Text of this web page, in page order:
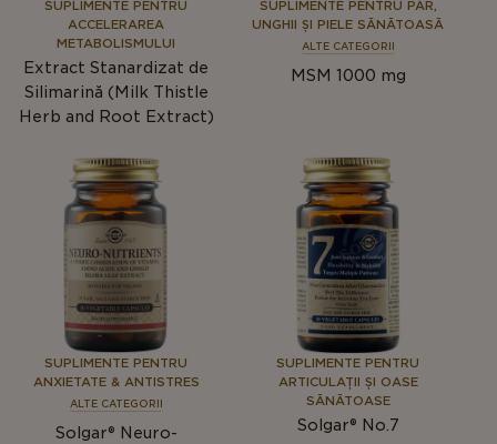
SUPLIMENTE PENTRU
ACCELERAREA
METABOLISMULUI
Extract Stanardizat de
Silimarină (Milk Thistle
Herb and Root Extract)
SUPLIMENTE PENTRU PĂR,
UNGHII ȘI PIELE SĂNĂTOASĂ
ALTE CATEGORII
MSM 1000 mg
SUPLIMENTE PENTRU
ANXIETATE & ANTISTRES
ALTE CATEGORII
Solgar® Neuro-
SUPLIMENTE PENTRU
ARTICULAȚII ȘI OASE
SĂNĂTOASE
Solgar® No.7